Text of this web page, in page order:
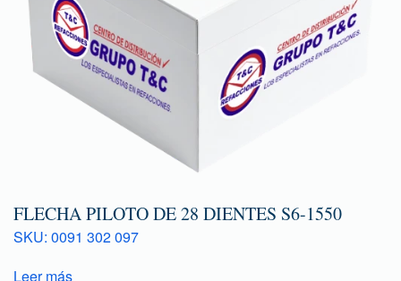
FLECHA PILOTO DE 28 DIENTES S6-1550
SKU: 0091 302 097
Leer más